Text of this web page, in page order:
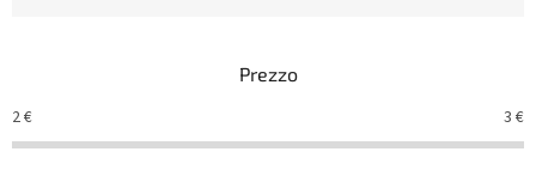
n
t
Prezzo
2€ 3 €